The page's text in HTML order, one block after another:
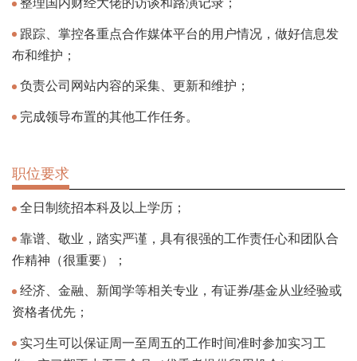
跟踪、掌控各重点合作媒体平台的用户情况，做好信息发
布和维护；
负责公司网站内容的采集、更新和维护；
完成领导布置的其他工作任务。
职位要求
全日制统招本科及以上学历；
靠谱、敬业，踏实严谨，具有很强的工作责任心和团队合
作精神（很重要）；
经济、金融、新闻学等相关专业，有证券/基金从业经验或
资格者优先；
实习生可以保证周一至周五的工作时间准时参加实习工